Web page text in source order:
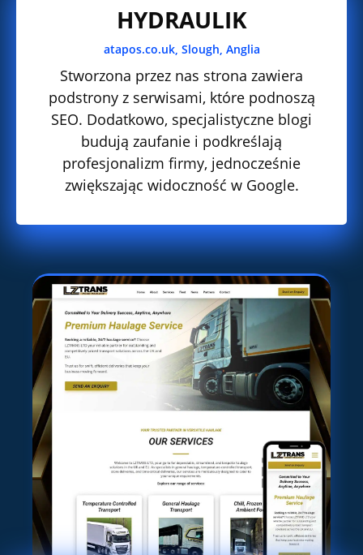
HYDRAULIK
atapos.co.uk, Slough, Anglia
Stworzona przez nas strona zawiera
podstrony z serwisami, które podnoszą
SEO. Dodatkowo, specjalistyczne blogi
budują zaufanie i podkreślają
profesjonalizm firmy, jednocześnie
zwiększając widoczność w Google.